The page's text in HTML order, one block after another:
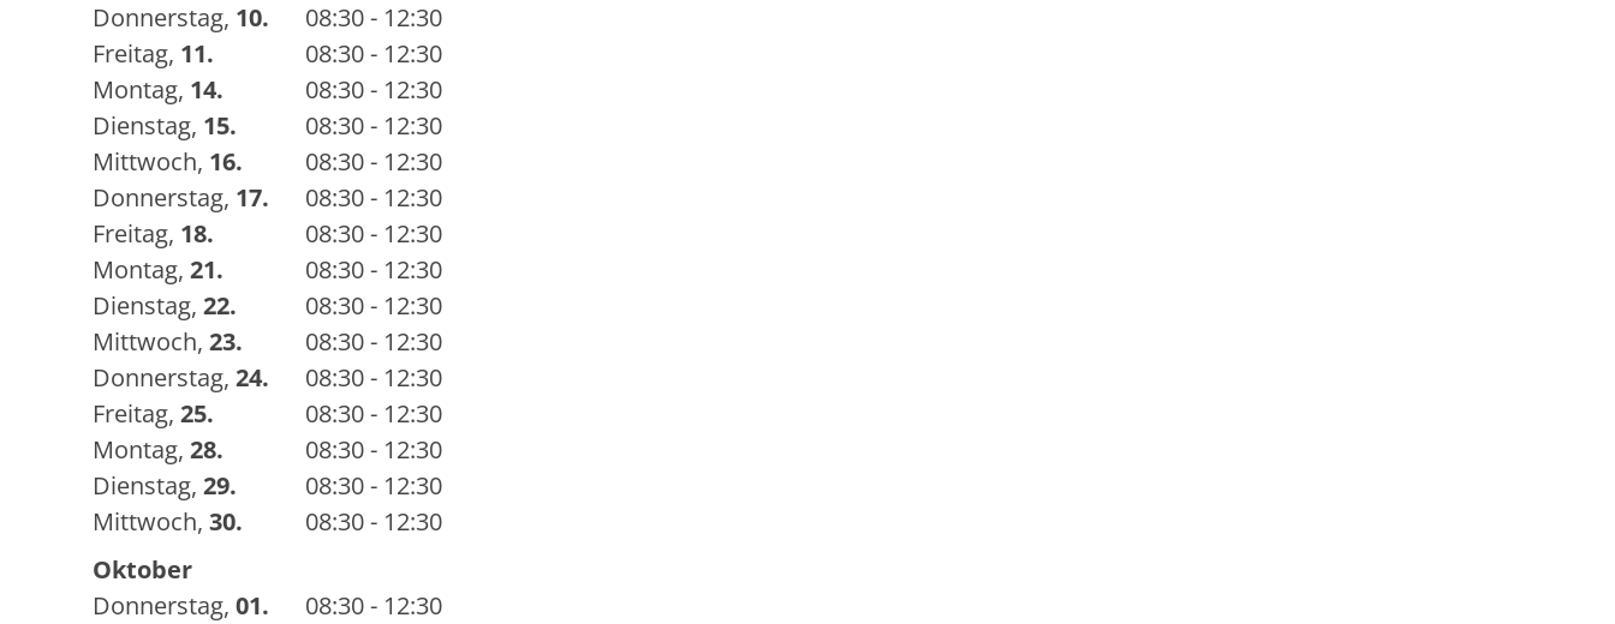
Donnerstag, 10.
08:30 - 12:30
Freitag, 11.
08:30 - 12:30
Montag, 14.
08:30 - 12:30
Dienstag, 15.
08:30 - 12:30
Mittwoch, 16.
08:30 - 12:30
Donnerstag, 17.
08:30 - 12:30
Freitag, 18.
08:30 - 12:30
Montag, 21.
08:30 - 12:30
Dienstag, 22.
08:30 - 12:30
Mittwoch, 23.
08:30 - 12:30
Donnerstag, 24.
08:30 - 12:30
Freitag, 25.
08:30 - 12:30
Montag, 28.
08:30 - 12:30
Dienstag, 29.
08:30 - 12:30
Mittwoch, 30.
08:30 - 12:30
Oktober
Donnerstag, 01.
08:30 - 12:30